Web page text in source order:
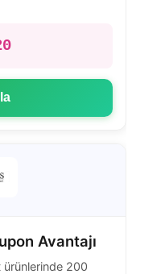
Avantajı
ürünlerinde 200